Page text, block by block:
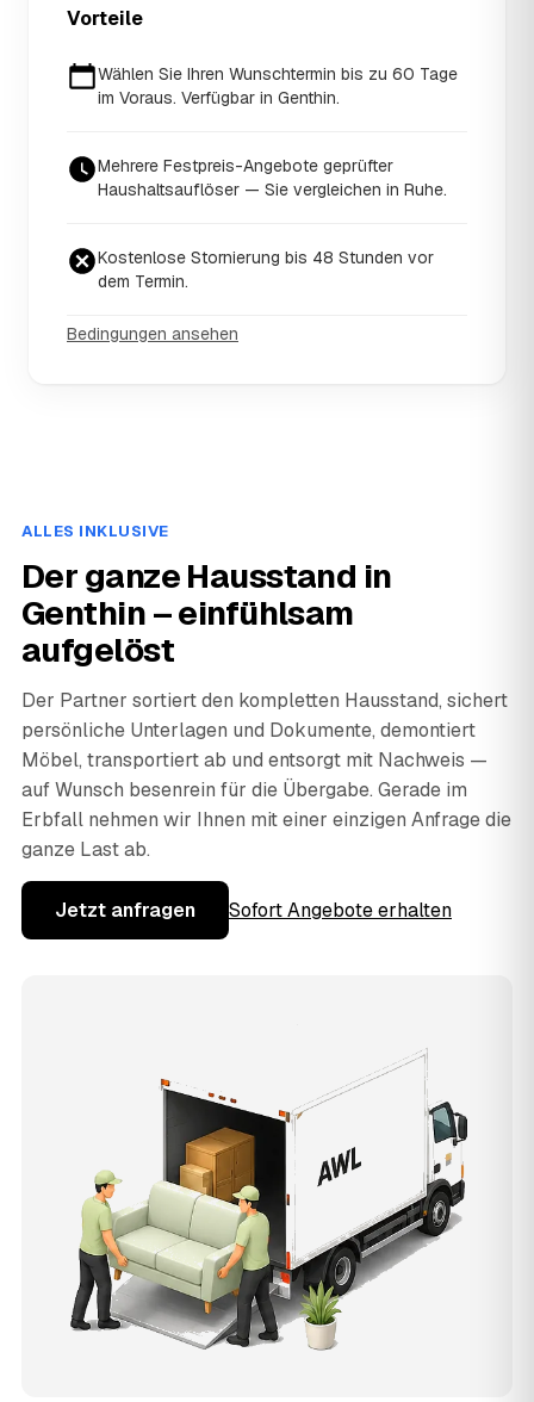
Vorteile
Wählen Sie Ihren Wunschtermin bis zu 60 Tage
im Voraus. Verfügbar in Genthin.
Mehrere Festpreis-Angebote geprüfter
Haushaltsauflöser — Sie vergleichen in Ruhe.
Kostenlose Stornierung bis 48 Stunden vor
dem Termin.
Bedingungen ansehen
ALLES INKLUSIVE
Der ganze Hausstand in
Genthin – einfühlsam
aufgelöst
Der Partner sortiert den kompletten Hausstand, sichert
persönliche Unterlagen und Dokumente, demontiert
Möbel, transportiert ab und entsorgt mit Nachweis —
auf Wunsch besenrein für die Übergabe. Gerade im
Erbfall nehmen wir Ihnen mit einer einzigen Anfrage die
ganze Last ab.
Jetzt anfragen Sofort Angebote erhalten